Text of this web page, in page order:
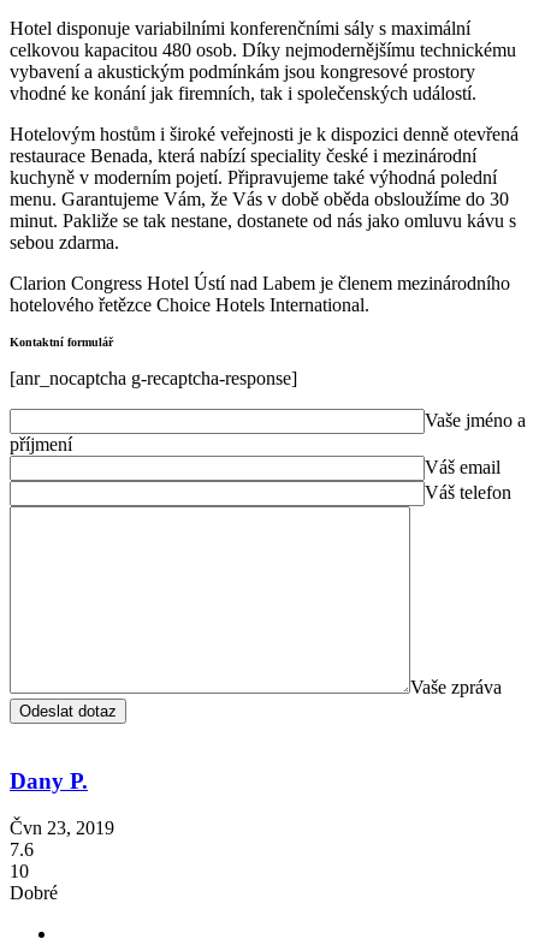
Hotel disponuje variabilními konferenčními sály s maximální
celkovou kapacitou 480 osob. Díky nejmodernějšímu technickému
vybavení a akustickým podmínkám jsou kongresové prostory
vhodné ke konání jak firemních, tak i společenských událostí.
Hotelovým hostům i široké veřejnosti je k dispozici denně otevřená
restaurace Benada, která nabízí speciality české i mezinárodní
kuchyně v moderním pojetí. Připravujeme také výhodná polední
menu. Garantujeme Vám, že Vás v době oběda obsloužíme do 30
minut. Pakliže se tak nestane, dostanete od nás jako omluvu kávu s
sebou zdarma.
Clarion Congress Hotel Ústí nad Labem je členem mezinárodního
hotelového řetězce Choice Hotels International.
Kontaktní formulář
[anr_nocaptcha g-recaptcha-response]
Vaše jméno a
příjmení
Váš email
Váš telefon
Vaše zpráva
Dany P.
Čvn 23, 2019
7.6
10
Dobré